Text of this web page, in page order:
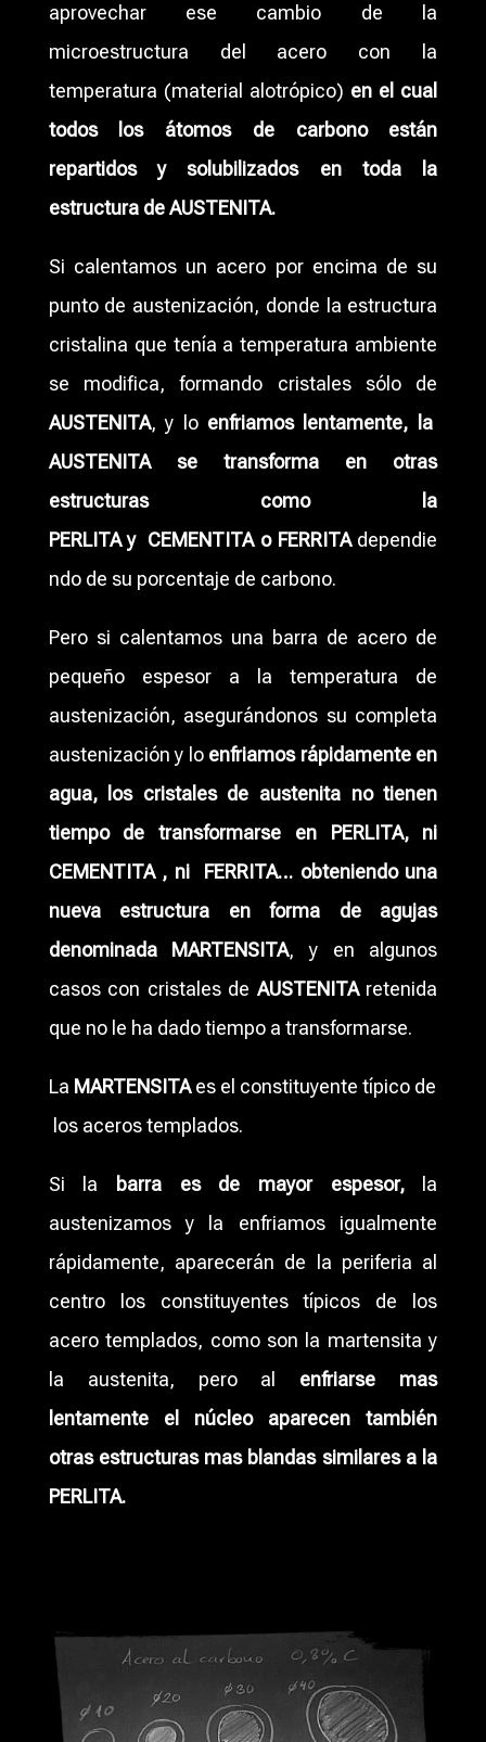
aprovechar ese cambio de la
microestructura del acero con la
temperatura (material alotrópico) en el cual
todos los átomos de carbono están
repartidos y solubilizados en toda la
estructura de AUSTENITA.
Si calentamos un acero por encima de su
punto de austenización, donde la estructura
cristalina que tenía a temperatura ambiente
se modifica, formando cristales sólo de
AUSTENITA, y lo enfriamos lentamente, la
AUSTENITA se transforma en otras
estructuras como la
PERLITA y CEMENTITA o FERRITAdependie
ndo de su porcentaje de carbono.
Pero si calentamos una barra de acero de
pequeño espesor a la temperatura de
austenización, asegurándonos su completa
austenización y lo enfriamos rápidamente en
agua, los cristales de austenita no tienen
tiempo de transformarse en PERLITA, ni
CEMENTITA , ni FERRITA… obteniendo una
nueva estructura en forma de agujas
denominada MARTENSITA, y en algunos
casos con cristales de AUSTENITA retenida
que no le ha dado tiempo a transformarse.
La MARTENSITAes el constituyente típico de
los aceros templados.
Si la barra es de mayor espesor,la
austenizamos y la enfriamos igualmente
rápidamente, aparecerán de la periferia al
centro los constituyentes típicos de los
acero templados, como son la martensita y
la austenita, pero al enfriarse mas
lentamente el núcleo aparecen también
otras estructuras mas blandas similares a la
PERLITA.